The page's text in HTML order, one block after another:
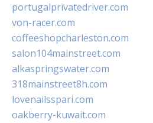
portugalprivatedriver.com
von-racer.com
coffeeshopcharleston.com
salon104mainstreet.com
alkaspringswater.com
318mainstreet8h.com
lovenailsspari.com
oakberry-kuwait.com